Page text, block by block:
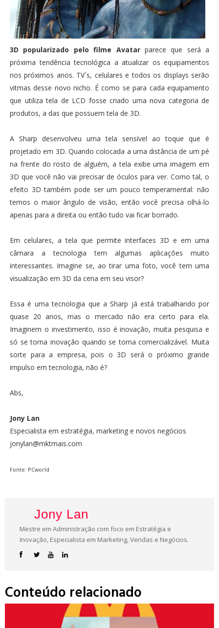
3D popularizado pelo filme Avatarparece que será a
próxima tendência tecnológica a atualizar os equipamentos
nos próximos anos. TV´s, celulares e todos os displays serão
vitmas desse novo nicho. É como se para cada equipamento
que utiliza tela de LCD fosse criado uma nova categoria de
produtos, a das que possuem tela de 3D.
A Sharp desenvolveu uma tela sensível ao toque que é
projetado em 3D. Quando colocada a uma distância de um pé
na frente do rosto de alguém, a tela exibe uma imagem em
3D que você não vai precisar de óculos para ver. Como tal, o
efeito 3D também pode ser um pouco temperamental: não
temos o maior ângulo de visão, então você precisa olhá-lo
apenas para a direita ou então tudo vai ficar borrado.
Em celulares, a tela que permite interfaces 3D e em uma
câmara a tecnologia tem algumas aplicações muito
interessantes. Imagine se, ao tirar uma foto, você tem uma
visualização em 3D da cena em seu visor?
Essa é uma tecnologia que a Sharp já está trabalhando por
quase 20 anos, mas o mercado não era certo para ela.
Imaginem o investimento, isso é inovação, muita pesquisa e
só se torna inovação quando se torna comercializável. Muita
sorte para a empresa, pois o 3D será o próximo grande
impulso em tecnologia, não é?
Abs,
Jony Lan
Especialista em estratégia, marketing e novos negócios
jonylan@mktmais.com
Fonte: PCworld
Jony Lan
Mestre em Administração com foco em Estratégia e
Inovação, Especialista em Marketing, Vendas e Negócios.
Conteúdo relacionado